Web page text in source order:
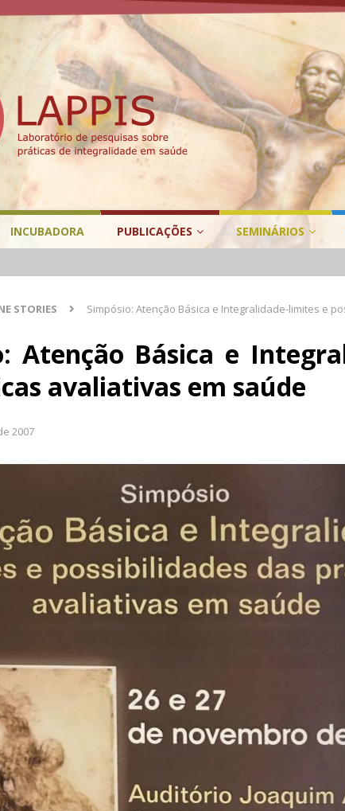
INCUBADORA PUBLICAÇÕES SEMINÁRIOS
STORIES Simpósio: Atenção Básica e Integralidade-limites e
Atenção Básica e
avaliativas em saúde
2007